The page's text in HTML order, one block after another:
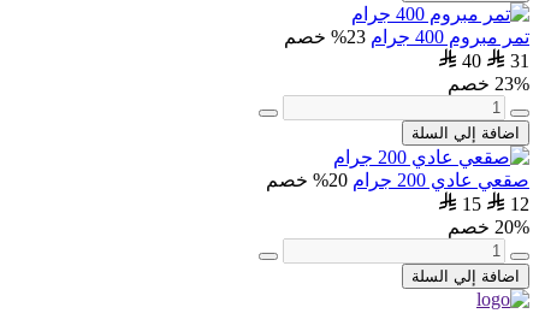
تمر مبروم 400 جرام
23% خصم
31
40
23% خصم
اضافة إلي السلة
صقعي عادي 200 جرام
20% خصم
12
15
20% خصم
اضافة إلي السلة